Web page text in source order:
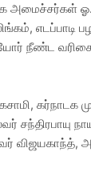
அமைச்சர்கள்
எடப்பாடி
நீண்ட
கர்நாடக
சந்திரபாயு
விஜயகாந்த்,